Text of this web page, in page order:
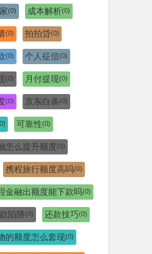
(0) 成本解析(0)
(0) 拍拍贷(0)
(0) 个人征信(0)
(0) 月付提现(0)
(0) 京东白条(0)
可靠性(0)
怎么提升额度(0)
携程旅行额度高吗(0)
金融出额度能下款吗(0)
陷阱(0) 还款技巧(0)
的额度怎么套现(0)